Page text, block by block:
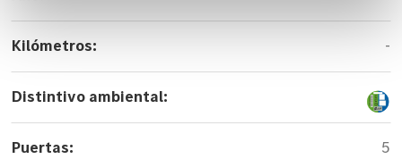
Kilómetros: -
Distintivo ambiental:
Puertas: 5